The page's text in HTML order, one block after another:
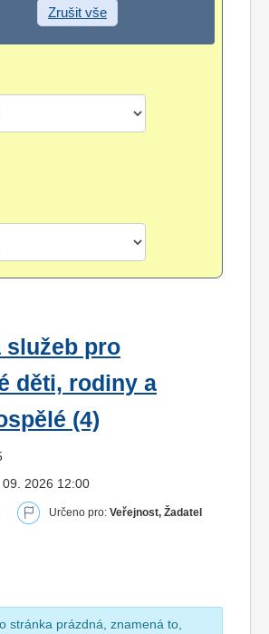
Zrušit vše
služeb pro
děti, rodiny a
(4)
2026 12:00
Určeno pro: Veřejnost, Žadatel
stránka prázdná, znamená to,